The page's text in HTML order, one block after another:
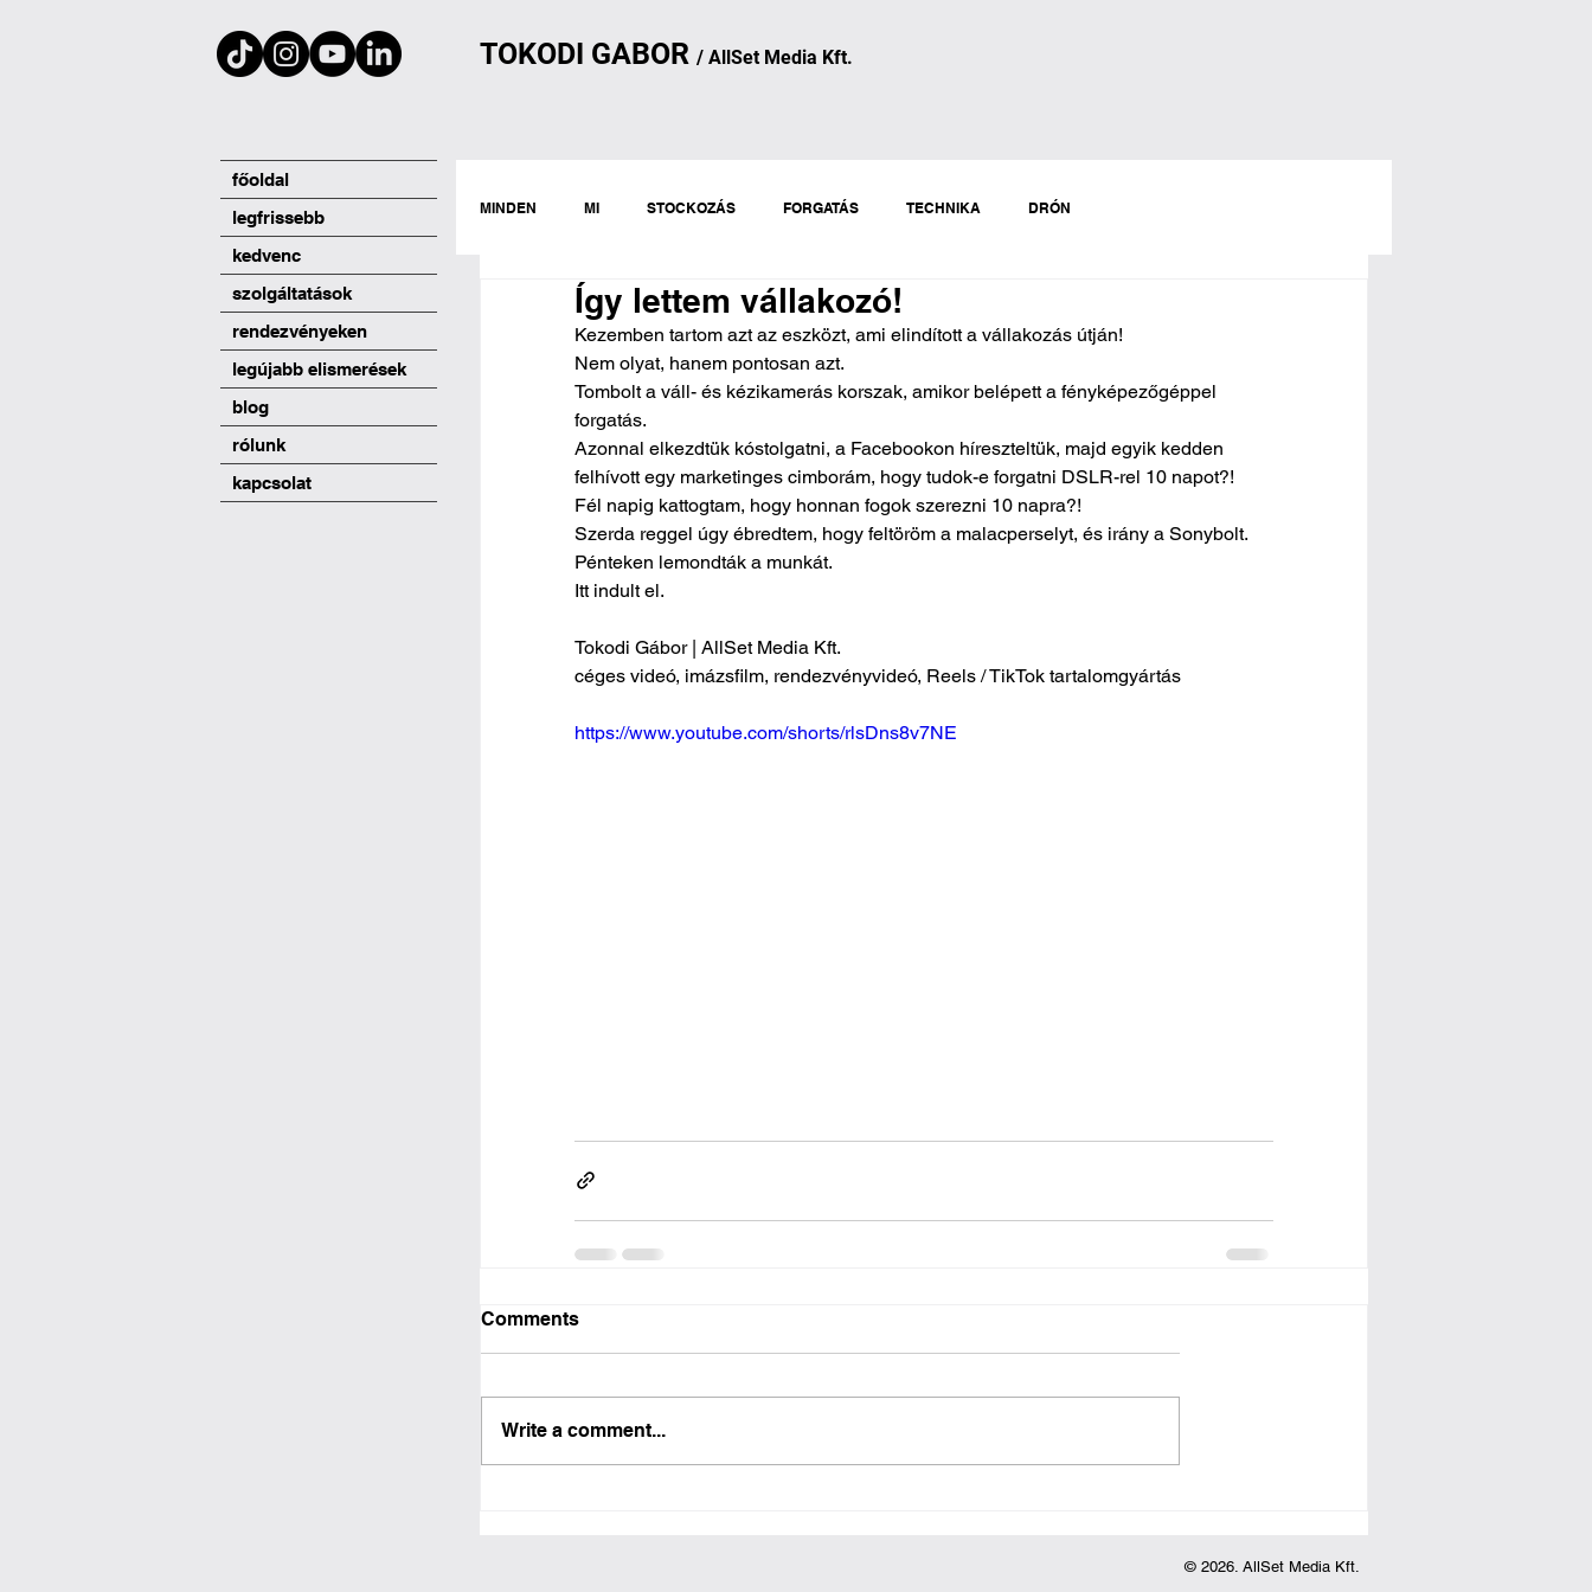
TOKODI GABOR / AllSet Media Kft.
MINDEN MI STOCKOZÁS FORGATÁS TECHNIKA DRÓN
Így lettem vállakozó!
Kezemben tartom azt az eszközt, ami elindított a vállakozás útján!
Nem olyat, hanem pontosan azt.
Tombolt a váll- és kézikamerás korszak, amikor belépett a fényképezőgéppel
forgatás.
Azonnal elkezdtük kóstolgatni, a Facebookon híreszteltük, majd egyik kedden
felhívott egy marketinges cimborám, hogy tudok-e forgatni DSLR-rel 10 napot?!
Fél napig kattogtam, hogy honnan fogok szerezni 10 napra?!
Szerda reggel úgy ébredtem, hogy feltöröm a malacperselyt, és irány a Sonybolt.
Pénteken lemondták a munkát.
Itt indult el.
Tokodi Gábor | AllSet Media Kft.
céges videó, imázsfilm, rendezvényvideó, Reels / TikTok tartalomgyártás
https://www.youtube.com/shorts/rlsDns8v7NE
Comments
Write a comment...
főoldal
legfrissebb
kedvenc
szolgáltatások
rendezvényeken
legújabb elismerések
blog
rólunk
kapcsolat
© 2026. AllSet Media Kft.